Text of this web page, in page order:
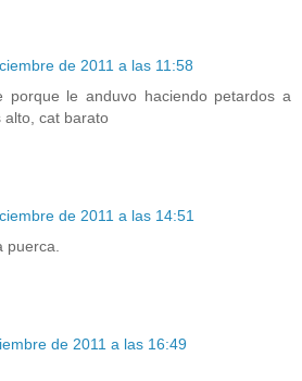
de 2011 a las 11:58
porque le anduvo haciendo petardos a
alto, cat barato
de 2011 a las 14:51
puerca.
de 2011 a las 16:49